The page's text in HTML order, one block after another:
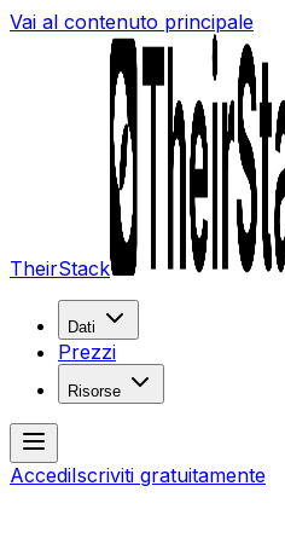
Vai al contenuto principale
TheirStack
Dati
Prezzi
Risorse
AccediIscriviti gratuitamente